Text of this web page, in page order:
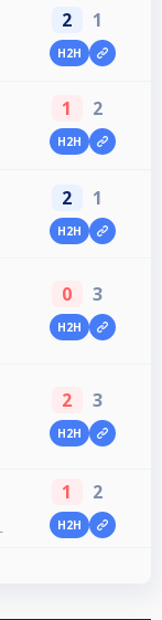
2 1
H2H
1 2
H2H
2 1
H2H
0 3
H2H
2 3
H2H
1 2
H2H